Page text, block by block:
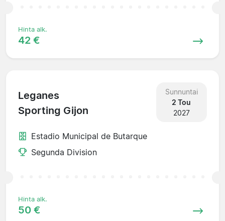
Hinta alk.
42 €
Leganes
Sporting Gijon
Sunnuntai
2 Tou
2027
Estadio Municipal de Butarque
Segunda Division
Hinta alk.
50 €